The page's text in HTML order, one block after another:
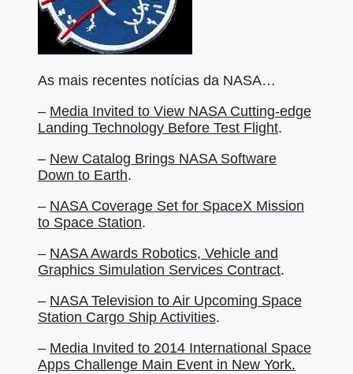
As mais recentes notícias da NASA…
– Media Invited to View NASA Cutting-edge
Landing Technology Before Test Flight.
– New Catalog Brings NASA Software
Down to Earth.
– NASA Coverage Set for SpaceX Mission
to Space Station.
– NASA Awards Robotics, Vehicle and
Graphics Simulation Services Contract.
– NASA Television to Air Upcoming Space
Station Cargo Ship Activities.
– Media Invited to 2014 International Space
Apps Challenge Main Event in New York.